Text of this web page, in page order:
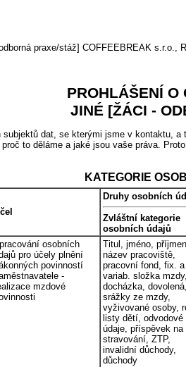
praxe/stáž] COFFEEBREAK
PROHLÁŠENÍ O
JINÉ [ŽÁCI -
dat, se kterými jsme v kontaktu,
to děláme a jaké jsou vaše práva.
KATEGORIE
Druhy osobních
Zvláštní kategorie
osobních údajů
osobních
pro účely plnění
povinností
-
mzdové
Titul, jméno,
název pracoviště,
pracovní fond, fix. a
variab. složka mzdy,
docházka, dovolená,
srážky ze mzdy,
vyživované osoby,
listy dětí, odvodové
údaje, příspěvek na
stravování, ZTP,
invalidní důchody,
důchody